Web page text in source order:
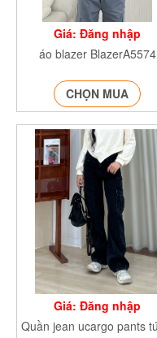
Giá: Đăng nhập
áo blazer BlazerA5574
CHỌN MUA
Giá: Đăng nhập